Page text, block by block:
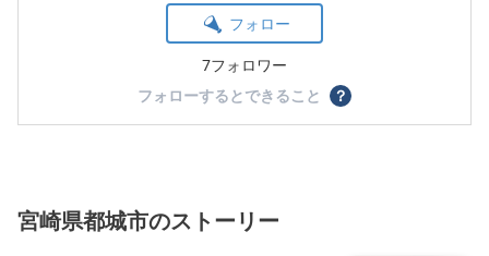
フォロー
7フォロワー
フォローするとできること
？
宮崎県都城市のストーリー